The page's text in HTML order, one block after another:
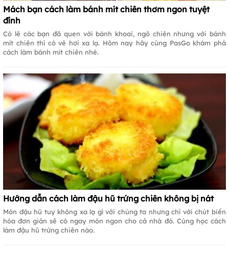
Mách bạn cách làm bánh mít chiên thơm ngon tuyệt
đỉnh
Có lẽ các bạn đã quen với bánh khoai, ngô chiên nhưng với bánh
mít chiên thì có vẻ hơi xa lạ. Hôm nay hãy cùng PasGo khám phá
cách làm bánh mít chiên nhé.
Hướng dẫn cách làm đậu hũ trứng chiên không bị nát
Món đậu hũ tuy không xa lạ gì với chúng ta nhưng chỉ với chút biến
hóa đơn giản sẽ có ngay món ngon cho cả nhà đó. Cùng học cách
làm đậu hũ trứng chiên nào.